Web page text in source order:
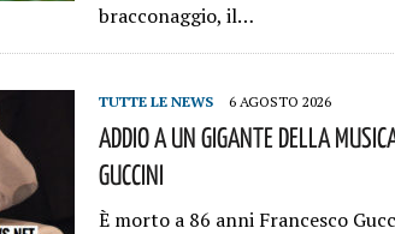
bracconaggio, il…
TUTTE LE NEWS 6 AGOSTO 2026
Addio A Un Gigante Della
Guccini
È morto a 86 anni Francesco